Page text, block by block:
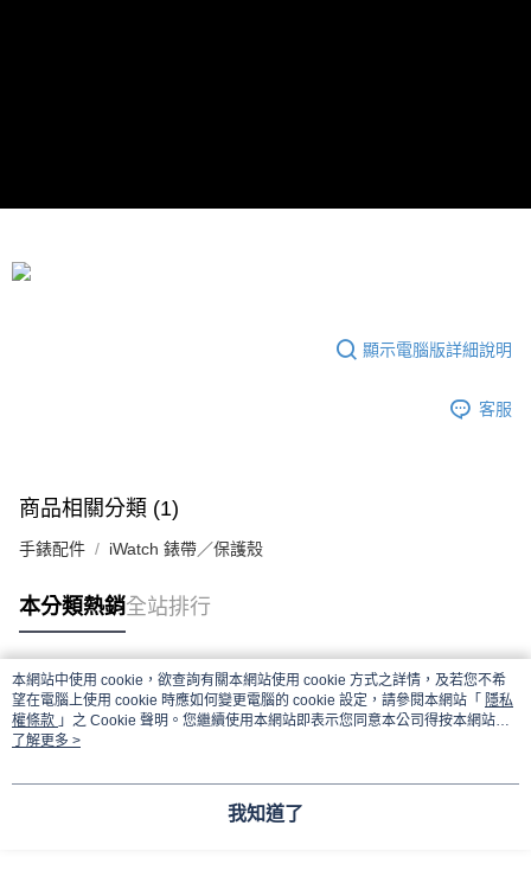
顯示電腦版詳細說明
客服
商品相關分類 (1)
手錶配件 iWatch 錶帶／保護殼
本分類熱銷全站排行
熱門標籤
本網站中使用 cookie，欲查詢有關本網站使用 cookie 方式之詳情，及若您不希
望在電腦上使用 cookie 時應如何變更電腦的 cookie 設定，請參閱本網站「 隱私
權條款 」之 Cookie 聲明。您繼續使用本網站即表示您同意本公司得按本網站使
用條款之 Cookie 聲明使用 cookie。
了解更多 >
我知道了